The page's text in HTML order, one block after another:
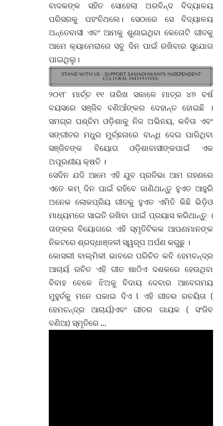
ବାଦକଙ୍କ ସହିତ ସୋହେଲା ଅରବିନ୍ଦ ବିଦ୍ୟାଳୟ
ପରିସରକୁ ପହଂଚିଥଲେ। ସେଠାରେ ସେ ବିଦ୍ୟାଳୟ
ଅନ୍ତେବାସୀ ଏବଂ ଆମକୁ ଶୁଣାଇଥିବା କେତୋଟି ଗୀତକୁ
ଆମେ କ୍ୟାମେରାରେ ସବୁ ଦିନ ପାଇଁ ରଖିବାର ସୁଯୋଗ
ପାଇଥିଲୁ।
୨୦୧୮ ମାର୍ଚ୍ଚ ୧୧ ତାରିଖ ସକାଳେ ମାତ୍ର ୪୭ ବର୍ଷ
ବୟସରେ ସଞ୍ଜିବ ବଣିଆଁଙ୍କର ଦେହାନ୍ତ ହୋଇଛି ।
ସମଗ୍ର ପଶ୍ଚିମ ଓଡ଼ିଶାକୁ ନିଜ ଅଭିନୟ, କବିତା ଏବଂ
ସଙ୍ଗୀତର ମଧୁର ମୁର୍ଚ୍ଛନାରେ ବାନ୍ଧି ଦେଇ ପାରିଥିବା
ସଞ୍ଜିବଙ୍କ ବିୟୋଗ ଓଡ଼ିଶାବାସୀଙ୍କପାଇଁ ଏକ
ଅପୂରଣୀୟ କ୍ଷତି ।
ସେଦିନ ଯଦି ଆମେ ଏହି ଯୁବ ପ୍ରତିଭା ଆମ ଗହଣରେ
ଏତେ କମ୍ ଦିନ ପାଇଁ ରହିବେ ଜାଣିଥାନ୍ତୁ ହୁଏତ ଆହୁରି
ଅନେକ ଲୋକପ୍ରିୟ ଗୀତକୁ ହୁଏତ ଏମିତି କିଛି ଭିଡ଼ିଓ
ମାଧ୍ୟମରେ ସାଇତି ରଖିବା ପାଇଁ ପ୍ରୟାସ କରିଥାନ୍ତୁ ।
ତାଙ୍କର ବିୟୋଗରେ ଏହି ସ୍ମୃତିଟିକକ ଆପଣମାନଙ୍କ
ନିକଟରେ ଶ୍ରଦ୍ଧାଞ୍ଜଳୀ ସ୍ୱରୂପ ଅର୍ପଣ କରୁଛୁ ।
କୋସଲୀ ବାଲ୍ମିକୀ ଭାବରେ ପରିଚିତ କବି ହେମଚନ୍ଦ୍ର
ଆଚାର୍ୟ ରଚିତ ଏହି ଗୀତ ଷାଠିଏ ଦଶକରେ ହେଉଥିବା
ବିବାହ ବେଳେ ଝିଅକୁ ବିଦାୟ ଦେବାର ଆବେଗମୟ
ମୁହୁର୍ତକୁ ମନେ ପକାଇ ଦିଏ l ଏହି ଗୀତର ରଚୟିତା (
ହେମଚନ୍ଦ୍ର ଆଚାର୍ୟ)ଏବଂ ଗୀତର ଗାୟକ ( ସଂଜିବ
ବଣିଆ) ସ୍ମୃତିରେ …